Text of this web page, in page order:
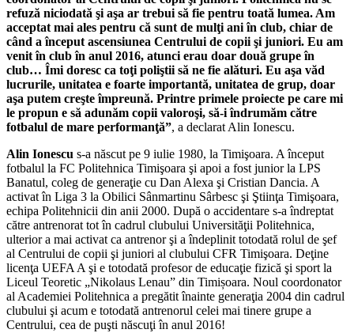
refuză niciodată şi aşa ar trebui să fie pentru toată lumea. Am
acceptat mai ales pentru că sunt de mulţi ani în club, chiar de
când a început ascensiunea Centrului de copii şi juniori. Eu am
venit în club în anul 2016, atunci erau doar două grupe în
club… Îmi doresc ca toţi poliştii să ne fie alături. Eu aşa văd
lucrurile, unitatea e foarte importantă, unitatea de grup, doar
aşa putem creşte împreună. Printre primele proiecte pe care mi
le propun e să adunăm copii valoroşi, să-i îndrumăm către
fotbalul de mare performanţă”, a declarat Alin Ionescu.
Alin Ionescu s-a născut pe 9 iulie 1980, la Timişoara. A început
fotbalul la FC Politehnica Timişoara şi apoi a fost junior la LPS
Banatul, coleg de generaţie cu Dan Alexa şi Cristian Dancia. A
activat în Liga 3 la Obilici Sânmartinu Sârbesc şi Ştiinţa Timişoara,
echipa Politehnicii din anii 2000. După o accidentare s-a îndreptat
către antrenorat tot în cadrul clubului Universităţii Politehnica,
ulterior a mai activat ca antrenor şi a îndeplinit totodată rolul de şef
al Centrului de copii şi juniori al clubului CFR Timişoara. Deţine
licenţa UEFA A şi e totodată profesor de educaţie fizică şi sport la
Liceul Teoretic „Nikolaus Lenau” din Timișoara. Noul coordonator
al Academiei Politehnica a pregătit înainte generaţia 2004 din cadrul
clubului şi acum e totodată antrenorul celei mai tinere grupe a
Centrului, cea de puşti născuţi în anul 2016!